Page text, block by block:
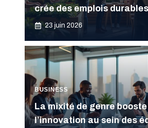
crée des emplois
23 juin 2026
BUSINESS
La mixité de genre booste
l’innovation au sein des